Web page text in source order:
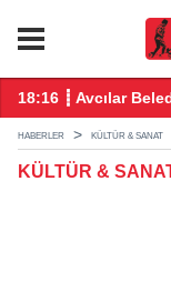
18:16 ┋ Avcılar
HABERLER KÜLTÜR & SANAT
KÜLTÜR &